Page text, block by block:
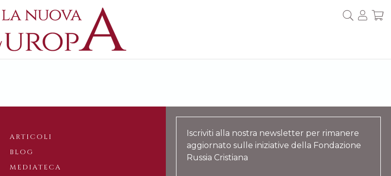
ARTICOLI
BLOG
MEDIATECA
Iscriviti alla nostra newsletter per rimanere
aggiornato sulle iniziative della Fondazione
Russia Cristiana